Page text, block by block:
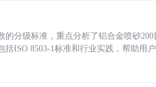
的分级标准，重点分析了铝合金喷砂
括ISO 8503-1标准和行业实践，帮助用